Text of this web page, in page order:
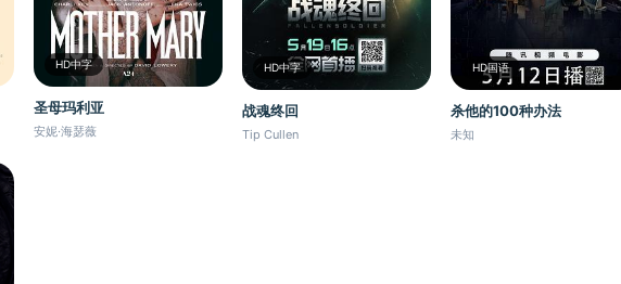
HD中字
圣母玛利亚
安妮·海瑟薇
HD中字
战魂终回
Tip Cullen
HD国语
杀他的100种办法
未知